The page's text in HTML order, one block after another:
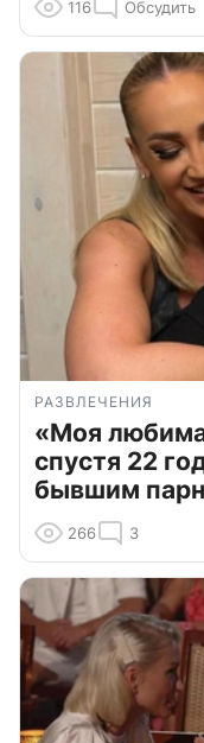
116 Обсудить
РАЗВЛЕЧЕНИЯ
«Моя
спустя 22
бывшим
266 3